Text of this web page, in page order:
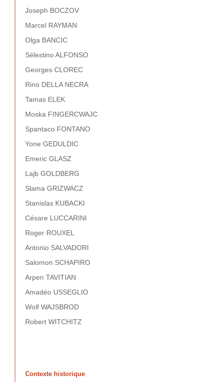
Joseph BOCZOV
Marcel RAYMAN
Olga BANCIC
Sélestino ALFONSO
Georges CLOREC
Rino DELLA NECRA
Tamas ELEK
Moska FINGERCWAJC
Spantaco FONTANO
Yone GEDULDIC
Emeric GLASZ
Lajb GOLDBERG
Slama GRIZWACZ
Stanislas KUBACKI
Césare LUCCARINI
Roger ROUXEL
Antonio SALVADORI
Salomon SCHAPIRO
Arpen TAVITIAN
Amadéo USSEGLIO
Wolf WAJSBROD
Robert WITCHITZ
Contexte historique